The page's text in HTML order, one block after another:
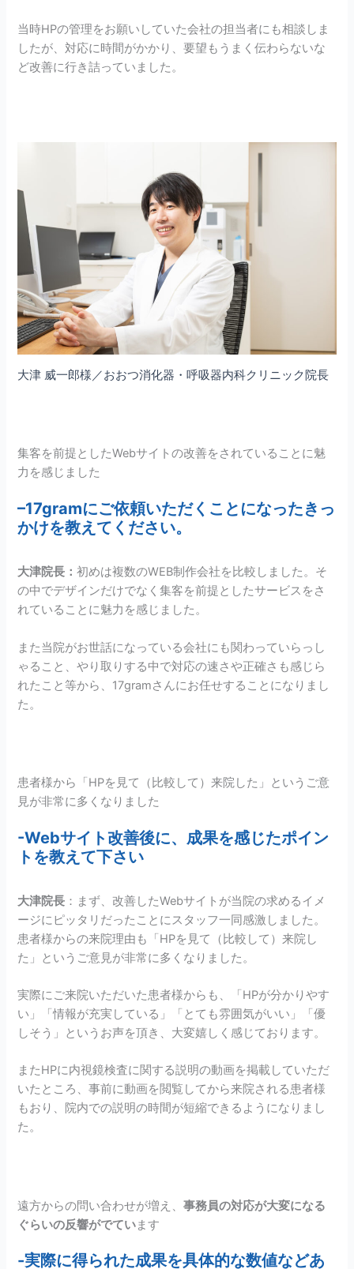
当時HPの管理をお願いしていた会社の担当者にも相談しま
したが、対応に時間がかかり、要望もうまく伝わらないな
ど改善に行き詰っていました。
大津 威一郎様／おおつ消化器・呼吸器内科クリニック院長
集客を前提としたWebサイトの改善をされていることに魅
力を感じました
–17gramにご依頼いただくことになったきっ
かけを教えてください。
大津院長 ：初めは複数のWEB制作会社を比較しました。そ
の中でデザインだけでなく集客を前提としたサービスをさ
れていることに魅力を感じました。
また当院がお世話になっている会社にも関わっていらっし
ゃること、やり取りする中で対応の速さや正確さも感じら
れたこと等から、17gramさんにお任せすることになりまし
た。
患者様から「HPを見て（比較して）来院した」というご意
見が非常に多くなりました
-Webサイト改善後に、成果を感じたポイン
トを教えて下さい
大津院長 ：まず、改善したWebサイトが当院の求めるイメ
ージにピッタリだったことにスタッフ一同感激しました。
患者様からの来院理由も「HPを見て（比較して）来院し
た」というご意見が非常に多くなりました。
実際にご来院いただいた患者様からも、「HPが分かりやす
い」「情報が充実している」「とても雰囲気がいい」「優
しそう」というお声を頂き、大変嬉しく感じております。
またHPに内視鏡検査に関する説明の動画を掲載していただ
いたところ、事前に動画を閲覧してから来院される患者様
もおり、院内での説明の時間が短縮できるようになりまし
た。
遠方からの問い合わせが増え、事務員の対応が大変になる
ぐらいの反響がでています
-実際に得られた成果を具体的な数値などあ